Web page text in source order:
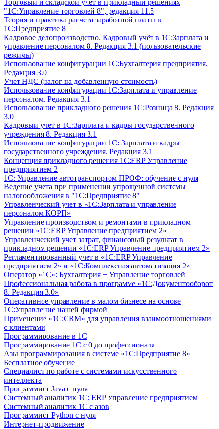
Торговый и складской учет в прикладный решениях
"1С:Управление торговлей 8", редакция 11.5
Теория и практика расчета заработной платы в
1С:Предприятие 8
Кадровое делопроизводство. Кадровый учёт в 1С:Зарплата и
управление персоналом 8. Редакция 3.1 (пользовательские
режимы)
Использование конфигурации 1С:Бухгалтерия предприятия.
Редакция 3.0
Учет НДС (налог на добавленную стоимость)
Использование конфигурации 1С:Зарплата и управление
персоналом. Редакция 3.1
Использование прикладного решения 1С:Розница 8. Редакция
3.0
Кадровый учет в 1С:Зарплата и кадры государственного
учреждения 8. Редакция 3.1
Использование конфигурации ‎1С: Зарплата и кадры
государственного учреждения. Редакция 3.1
Концепция прикладного решения 1С:ERP Управление
предприятием 2
1С: Управление автотранспортом ПРОФ: обучение с нуля
Ведение учета при применении упрощенной системы
налогообложения в "1С:Предприятие 8"
Управленческий учет в «1C:Зарплата и управление
персоналом КОРП»
Управление производством и ремонтами в прикладном
решении «1С:ERP Управление предприятием 2»
Управленческий учет затрат, финансовый результат в
прикладном решении «1С:ERP Управление предприятием 2»
Регламентированный учет в «1С:ERP Управление
предприятием 2» и «1С:Комплексная автоматизация 2»
Оператор «1С»: Бухгалтерия + Управление торговлей
Профессиональная работа в программе «1С:Документооборот
8. Редакция 3.0»
Оперативное управление в малом бизнесе на основе
1С:Управление нашей фирмой
Применение «1С:CRM» для управления взаимоотношениями
с клиентами
Программирование в 1С
Программирование 1С с 0 до профессионала
Азы программирования в системе «1С:Предприятие 8»
Бесплатное обучение
Специалист по работе с системами искусственного
интеллекта
Программист Java с нуля
Системный аналитик 1С: ERP Управление предприятием
Системный аналитик 1С с азов
Программист Python с нуля
Интернет-продвижение